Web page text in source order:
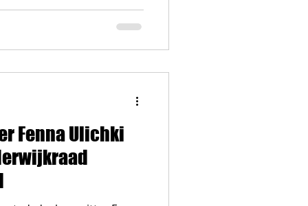
Buurtwerk. Het
Noord. Kli
Fenna Ulichki